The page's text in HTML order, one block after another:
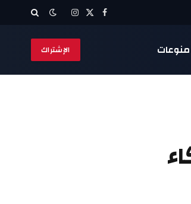
فيسبوك
X
الانستغرام
منوعات الإشتراك